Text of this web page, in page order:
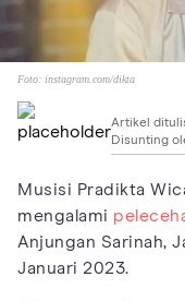
Foto: instagram.com/dikta
Artikel
Disunting
Musisi Pradikta
mengalami
Anjungan Sarinah,
Januari 2023.